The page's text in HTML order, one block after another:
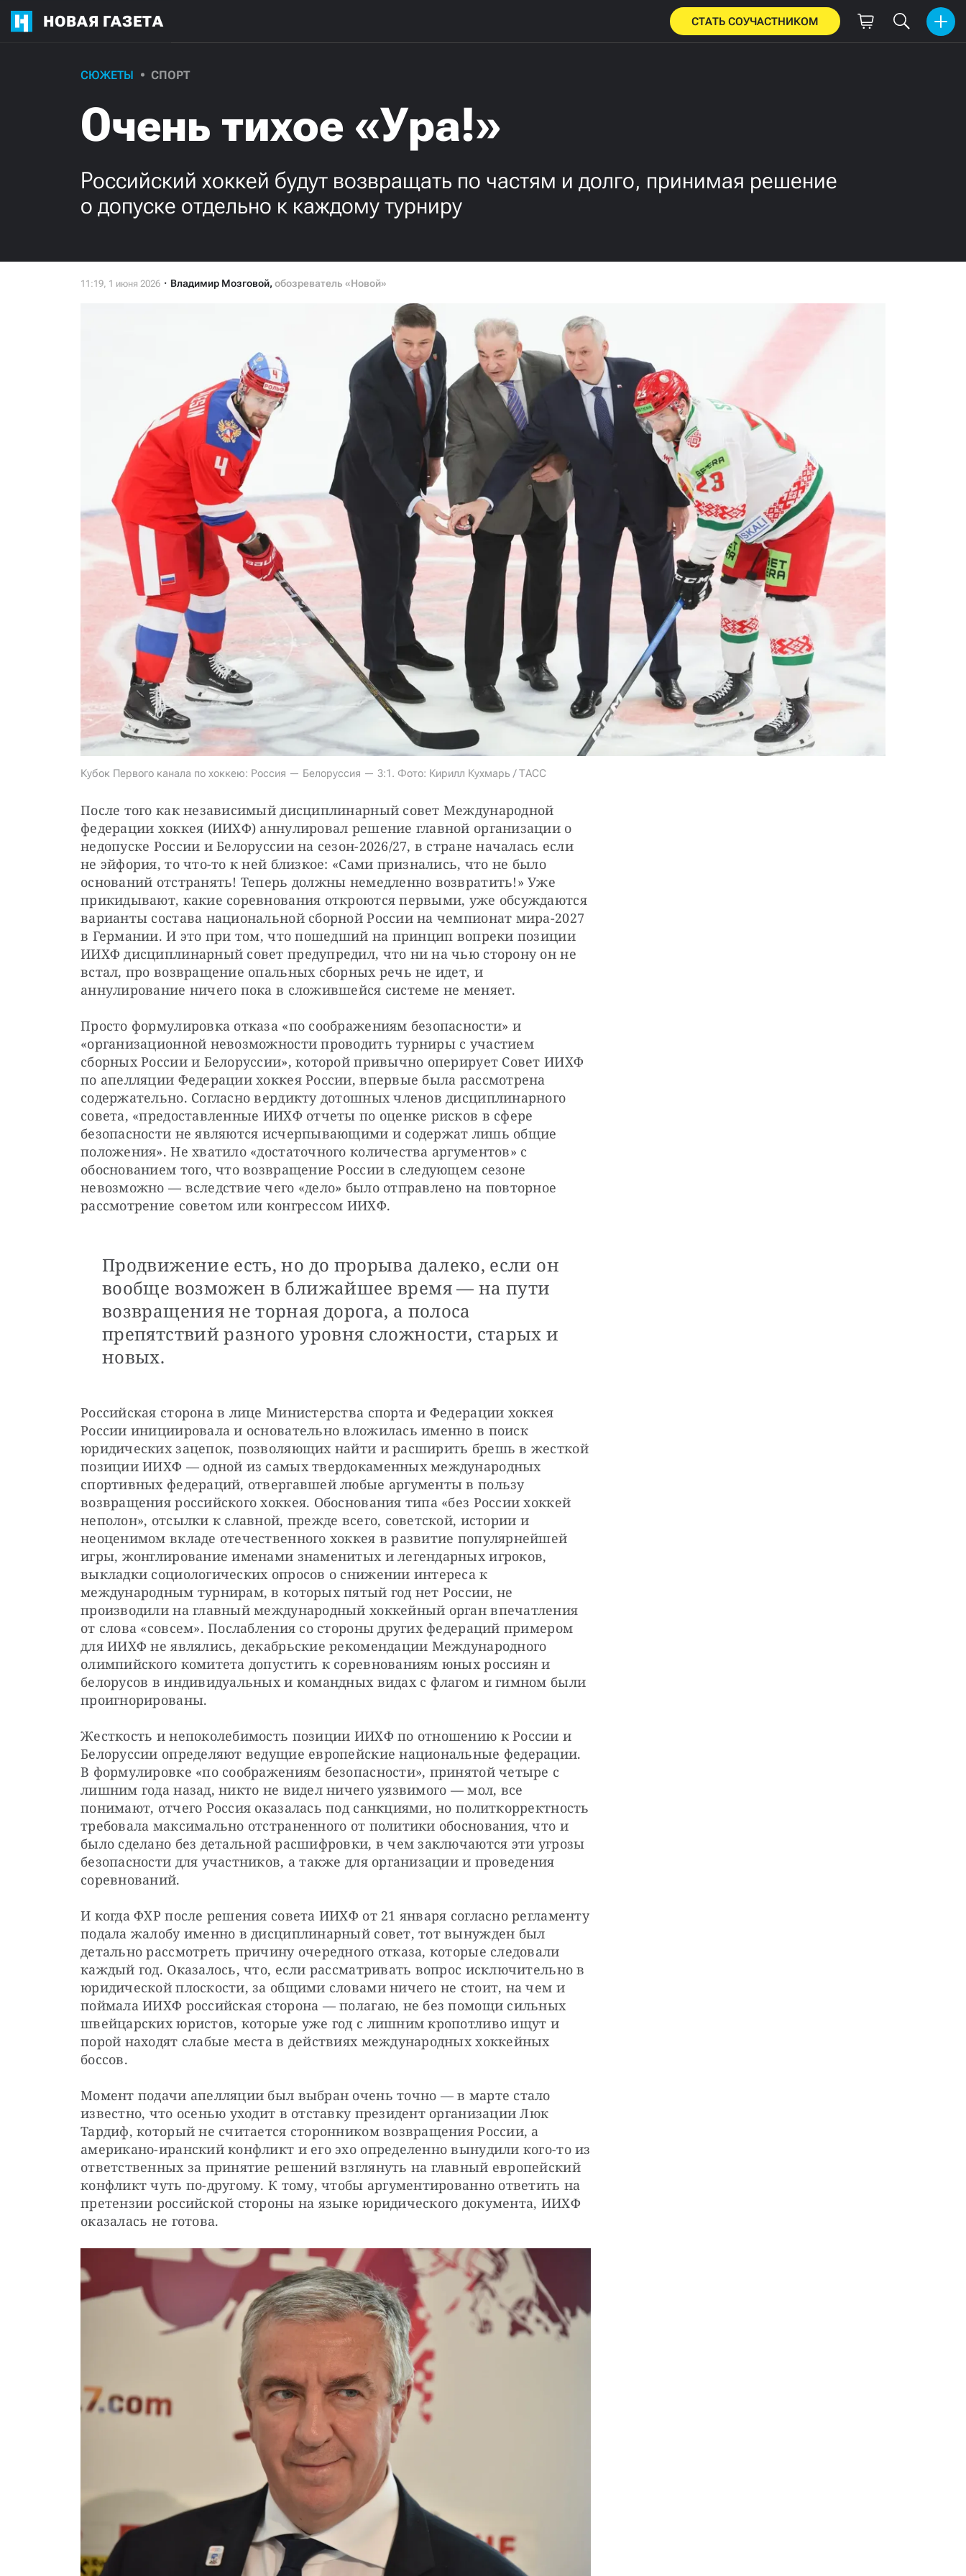
НОВАЯ ГАЗЕТА СТАТЬ СОУЧАСТНИКОМ
СЮЖЕТЫ СПОРТ
Очень тихое «Ура!»
Российский хоккей будут возвращать по частям и долго, принимая решение
о допуске отдельно к каждому турниру
Владимир Мозговой, обозреватель «Новой»
Кубок Первого канала по хоккею: Россия — Белоруссия — 3:1. Фото: Кирилл Кухмарь / ТАСС
После того как независимый дисциплинарный совет Международной
федерации хоккея (ИИХФ) аннулировал решение главной организации о
недопуске России и Белоруссии на сезон-2026/27, в стране началась если
не эйфория, то что-то к ней близкое: «Сами признались, что не было
оснований отстранять! Теперь должны немедленно возвратить!» Уже
прикидывают, какие соревнования откроются первыми, уже обсуждаются
варианты состава национальной сборной России на чемпионат мира-2027
в Германии. И это при том, что пошедший на принцип вопреки позиции
ИИХФ дисциплинарный совет предупредил, что ни на чью сторону он не
встал, про возвращение опальных сборных речь не идет, и
аннулирование ничего пока в сложившейся системе не меняет.
Просто формулировка отказа «по соображениям безопасности» и
«организационной невозможности проводить турниры с участием
сборных России и Белоруссии», которой привычно оперирует Совет ИИХФ
по апелляции Федерации хоккея России, впервые была рассмотрена
содержательно. Согласно вердикту дотошных членов дисциплинарного
совета, «предоставленные ИИХФ отчеты по оценке рисков в сфере
безопасности не являются исчерпывающими и содержат лишь общие
положения». Не хватило «достаточного количества аргументов» с
обоснованием того, что возвращение России в следующем сезоне
невозможно — вследствие чего «дело» было отправлено на повторное
рассмотрение советом или конгрессом ИИХФ.
Продвижение есть, но до прорыва далеко, если он
вообще возможен в ближайшее время — на пути
возвращения не торная дорога, а полоса
препятствий разного уровня сложности, старых и
новых.
Российская сторона в лице Министерства спорта и Федерации хоккея
России инициировала и основательно вложилась именно в поиск
юридических зацепок, позволяющих найти и расширить брешь в жесткой
позиции ИИХФ — одной из самых твердокаменных международных
спортивных федераций, отвергавшей любые аргументы в пользу
возвращения российского хоккея. Обоснования типа «без России хоккей
неполон», отсылки к славной, прежде всего, советской, истории и
неоценимом вкладе отечественного хоккея в развитие популярнейшей
игры, жонглирование именами знаменитых и легендарных игроков,
выкладки социологических опросов о снижении интереса к
международным турнирам, в которых пятый год нет России, не
производили на главный международный хоккейный орган впечатления
от слова «совсем». Послабления со стороны других федераций примером
для ИИХФ не являлись, декабрьские рекомендации Международного
олимпийского комитета допустить к соревнованиям юных россиян и
белорусов в индивидуальных и командных видах с флагом и гимном были
проигнорированы.
Жесткость и непоколебимость позиции ИИХФ по отношению к России и
Белоруссии определяют ведущие европейские национальные федерации.
В формулировке «по соображениям безопасности», принятой четыре с
лишним года назад, никто не видел ничего уязвимого — мол, все
понимают, отчего Россия оказалась под санкциями, но политкорректность
требовала максимально отстраненного от политики обоснования, что и
было сделано без детальной расшифровки, в чем заключаются эти угрозы
безопасности для участников, а также для организации и проведения
соревнований.
И когда ФХР после решения совета ИИХФ от 21 января согласно регламенту
подала жалобу именно в дисциплинарный совет, тот вынужден был
детально рассмотреть причину очередного отказа, которые следовали
каждый год. Оказалось, что, если рассматривать вопрос исключительно в
юридической плоскости, за общими словами ничего не стоит, на чем и
поймала ИИХФ российская сторона — полагаю, не без помощи сильных
швейцарских юристов, которые уже год с лишним кропотливо ищут и
порой находят слабые места в действиях международных хоккейных
боссов.
Момент подачи апелляции был выбран очень точно — в марте стало
известно, что осенью уходит в отставку президент организации Люк
Тардиф, который не считается сторонником возвращения России, а
американо-иранский конфликт и его эхо определенно вынудили кого-то из
ответственных за принятие решений взглянуть на главный европейский
конфликт чуть по-другому. К тому, чтобы аргументированно ответить на
претензии российской стороны на языке юридического документа, ИИХФ
оказалась не готова.